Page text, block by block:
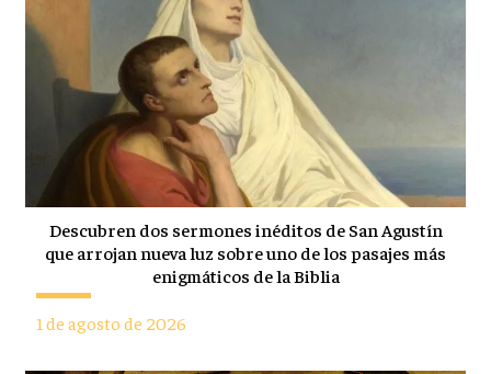
Descubren dos sermones inéditos de San Agustín
que arrojan nueva luz sobre uno de los pasajes más
enigmáticos de la Biblia
1 de agosto de 2026